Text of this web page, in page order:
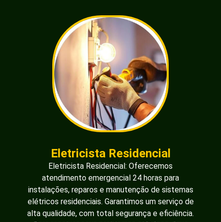
Eletricista Residencial
Eletricista Residencial: Oferecemos
atendimento emergencial 24 horas para
instalações, reparos e manutenção de sistemas
elétricos residenciais. Garantimos um serviço de
alta qualidade, com total segurança e eficiência.